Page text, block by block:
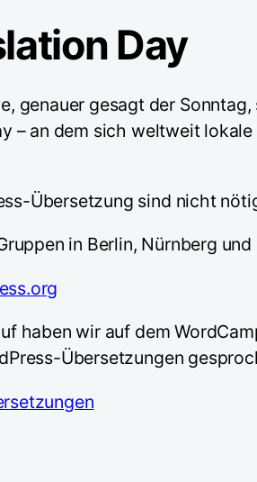
Day
genauer gesagt der
– an dem sich weltweit
Übersetzung sind nicht
in Berlin, Nürnberg
haben wir auf dem
Übersetzungen